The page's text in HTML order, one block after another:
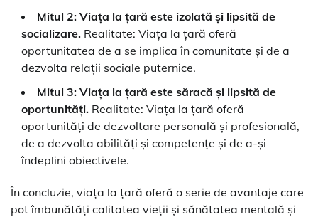
Mitul 2: Viața la țară este izolată și lipsită de
socializare. Realitate: Viața la țară oferă
oportunitatea de a se implica în comunitate și de a
dezvolta relații sociale puternice.
Mitul 3: Viața la țară este săracă și lipsită de
oportunități. Realitate: Viața la țară oferă
oportunități de dezvoltare personală și profesională,
de a dezvolta abilități și competențe și de a-și
îndeplini obiectivele.
În concluzie, viața la țară oferă o serie de avantaje care
pot îmbunătăți calitatea vieții și sănătatea mentală și